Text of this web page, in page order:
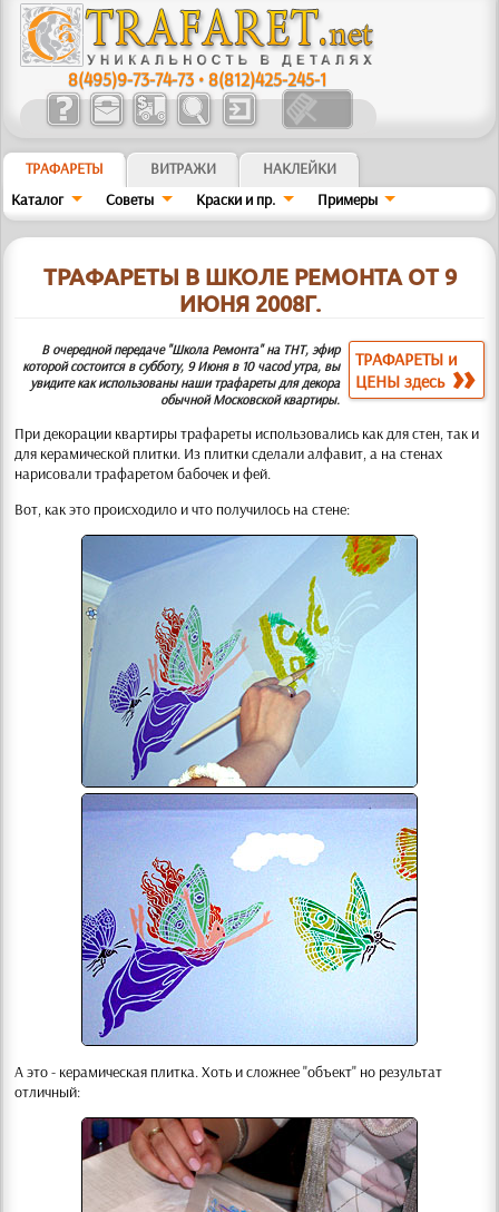
8(495)9-73-74-73 •8(812)425-245-1
ТРАФАРЕТЫ ВИТРАЖИ
НАКЛЕЙКИ
Каталог
Советы Краски и пр. Примеры
ТРАФАРЕТЫ В ШКОЛЕ РЕМОНТА ОТ 9
ИЮНЯ 2008Г.
ТРАФАРЕТЫ и
ЦЕНЫ здесь
В очередной передаче "Школа Ремонта" на ТНТ, эфир
которой состоится в субботу, 9 Июня в 10 часоd утра, вы
увидите как использованы наши трафареты для декора
обычной Московской квартиры.
При декорации квартиры трафареты использовались как для стен, так и
для керамической плитки. Из плитки сделали алфавит, а на стенах
нарисовали трафаретом бабочек и фей.
Вот, как это происходило и что получилось на стене:
А это - керамическая плитка. Хоть и сложнее "объект" но результат
отличный: